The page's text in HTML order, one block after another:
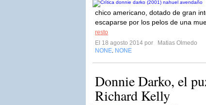
chico americano, dotado de gran
escaparse por los pelos de una
resto
El 18 agosto 2014 por
Matias Olmedo
NONE NONE
Donnie Darko, el
Richard Kelly